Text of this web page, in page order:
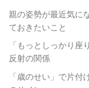
親の姿勢が最近気に
ておきたいこと
「もっとしっかり
反射の関係
「歳のせい」で片